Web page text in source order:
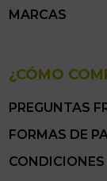
MARCAS
¿CÓMO
PREGUNTAS
FORMAS DE